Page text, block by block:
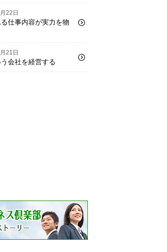
22日
仕事内容が実力を物
21日
会社を経営する